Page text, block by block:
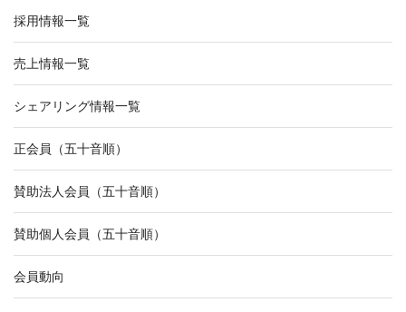
採用情報一覧
売上情報一覧
シェアリング情報一覧
正会員（五十音順）
賛助法人会員（五十音順）
賛助個人会員（五十音順）
会員動向